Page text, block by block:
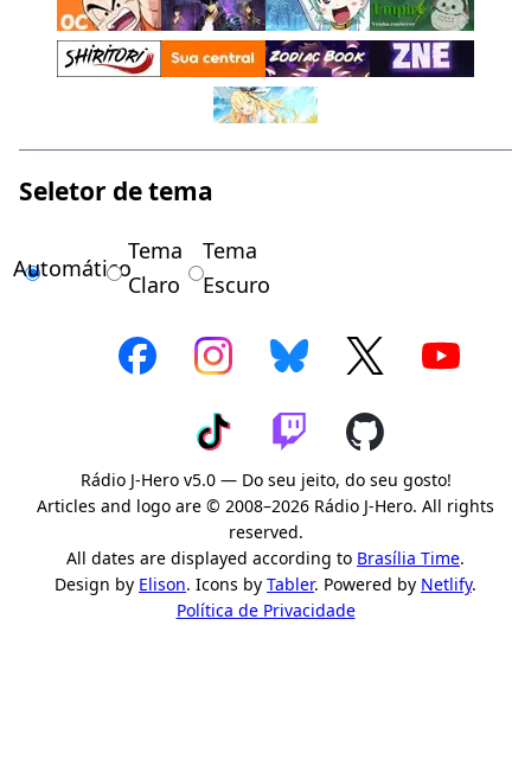
Seletor de tema
Automático
Tema
Claro
Tema
Escuro
Rádio J-Hero v5.0 — Do seu jeito, do seu gosto!
Articles and logo are © 2008–2026 Rádio J-Hero. All rights
reserved.
All dates are displayed according to Brasília Time.
Design by Elison. Icons by Tabler. Powered by Netlify.
Política de Privacidade